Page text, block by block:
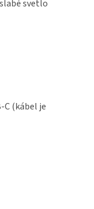
svetlo
C (kábel je